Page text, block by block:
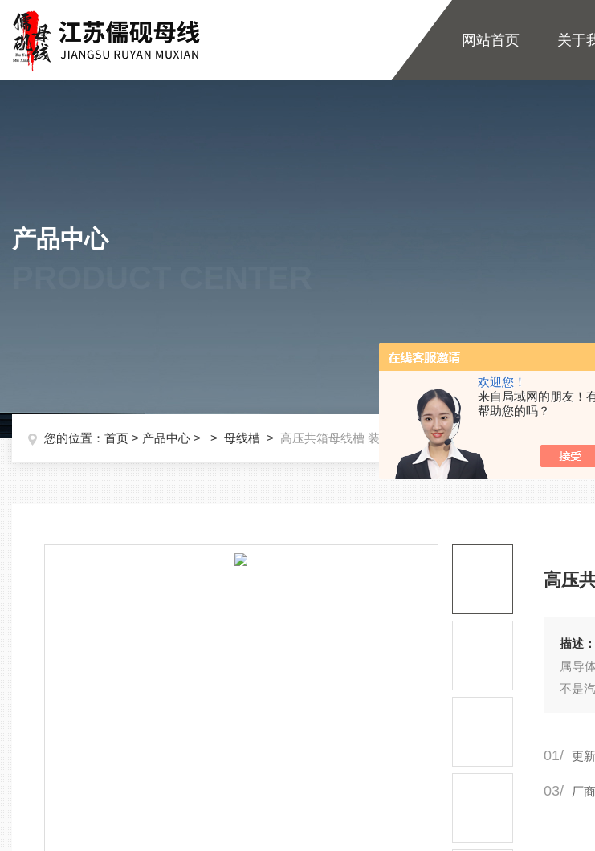
欢迎您！
来自局域网的朋友！
帮助您的吗？
网站首页 关于
产品中心
您的位置： 首页 > 产品中心 > > 母线槽 > 高压共箱母线槽 装拆方便
高压
描述
属导
不是
01/ 更
03/ 厂